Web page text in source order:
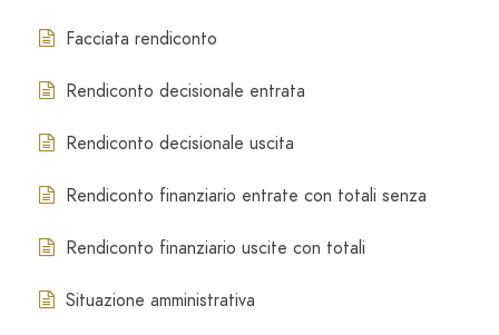
Facciata rendiconto
Rendiconto decisionale entrata
Rendiconto decisionale uscita
Rendiconto finanziario entrate con totali senza
Rendiconto finanziario uscite con totali
Situazione amministrativa